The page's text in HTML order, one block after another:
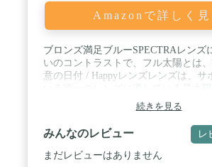
Amazonで詳しく見
ブロンズ満足ブルーSPECTRAレンズ
いのコントラストで、フル太陽とは
意の日付 / Happyレンズレンズは、サ
のcolor-contrastingと不良の光線をブ
ーでレンズは疲労を減らしdistortion-
スの目 / TRIDENT偏光反射サーフェ
の99 %以上ブロック / TRIDENT傷防
は、円弧の注入正確な曲率半径偏光レ
続きを見る
みんなのレビュー レ
まだレビューはありません